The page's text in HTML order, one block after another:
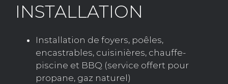
INSTALLATION
Installation de foyers, poêles,
encastrables, cuisinières, chauffe-
piscine et BBQ (service offert pour
propane, gaz naturel)